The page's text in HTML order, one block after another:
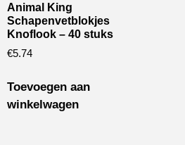
Animal King
Schapenvetblokjes
Knoflook – 40 stuks
€5.74
Toevoegen aan
winkelwagen